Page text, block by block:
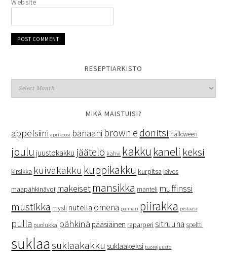
Website
RESEPTIARKISTO
MIKÄ MAISTUISI?
appelsiini aprikoosi banaani brownie donitsi halloween
joulu juustokakku jäätelö kahvi kakku kaneli keksi
kirsikka kuivakakku kuppikakku kurpitsa leivos
maapähkinävoi makeiset mansikka manteli muffinssi
mustikka mysli nutella omena pannari piirakka pistaasi
pulla puolukka pähkinä pääsiäinen raparperi sitruuna speltti
suklaa suklaakakku suklaakeksi tuorejuusto